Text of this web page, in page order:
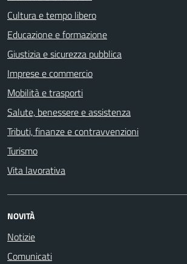
Cultura e tempo libero
Educazione e formazione
Giustizia e sicurezza pubblica
Imprese e commercio
Mobilità e trasporti
Salute, benessere e assistenza
Tributi, finanze e contravvenzioni
Turismo
Vita lavorativa
NOVITÀ
Notizie
Comunicati